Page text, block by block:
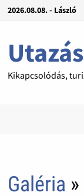
2026.08.08. - László
Kikapcsolódás,
Galéria »